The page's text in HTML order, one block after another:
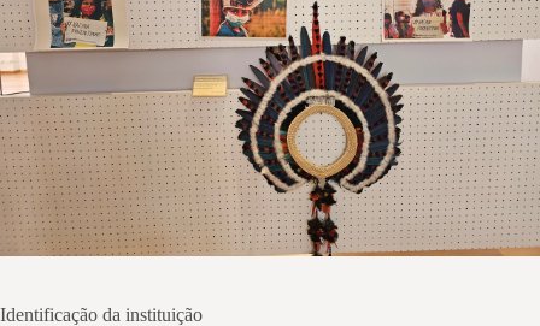
Identificação da instituição